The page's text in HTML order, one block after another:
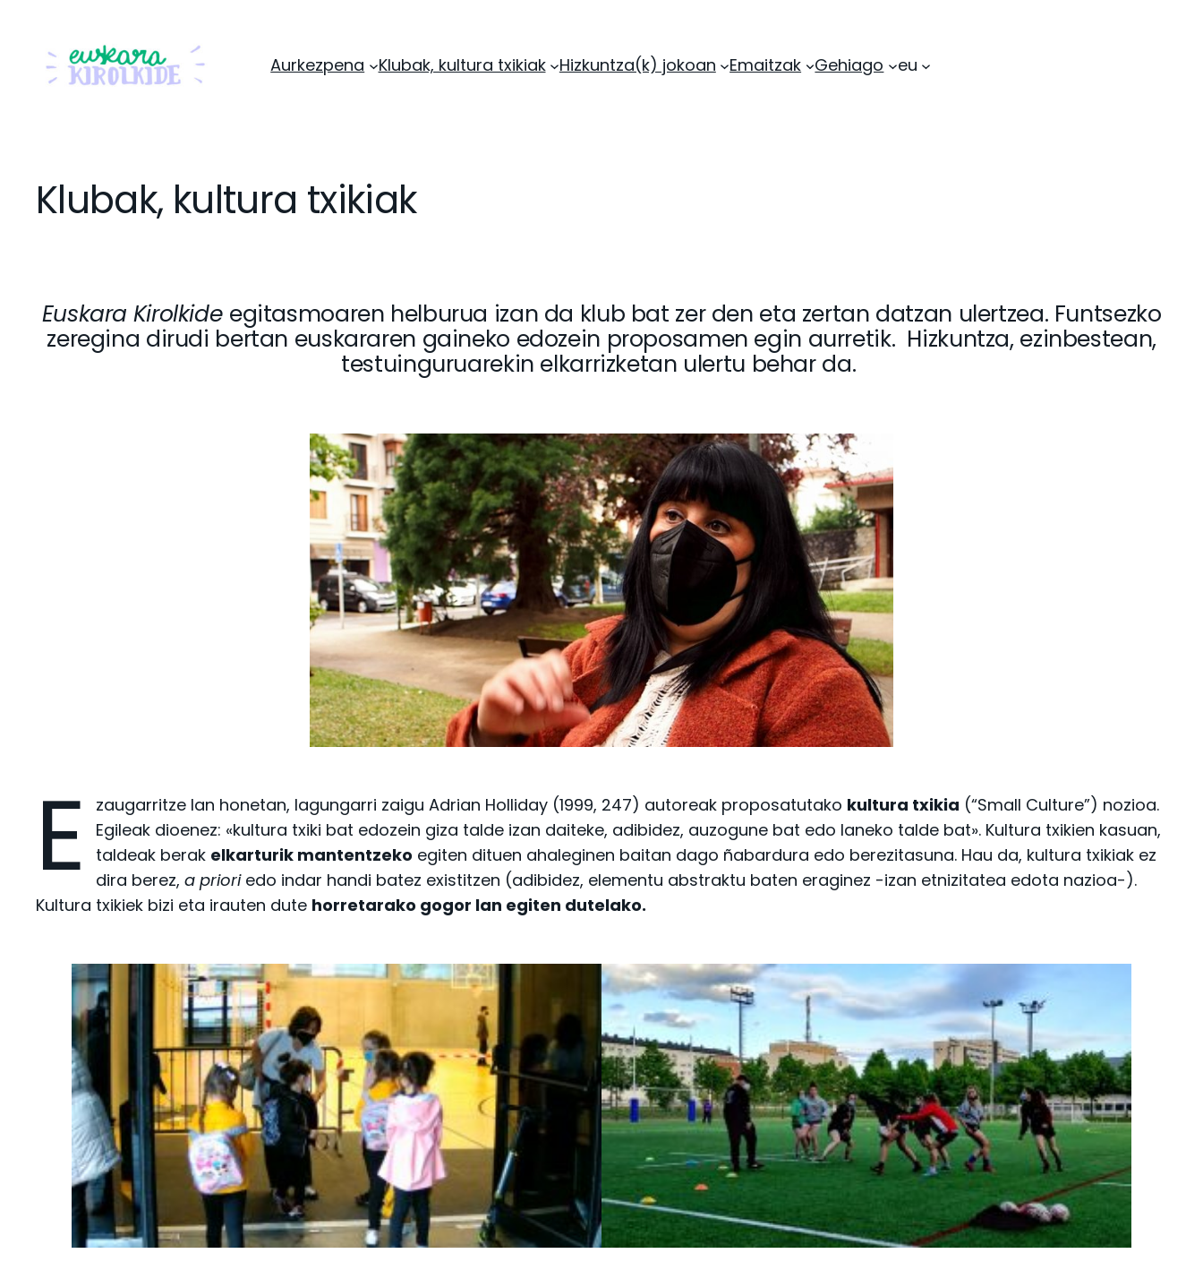
Aurkezpena Klubak, kultura txikiak Hizkuntza(k) jokoan Emaitzak Gehiago eu
Klubak, kultura txikiak
Euskara Kirolkide egitasmoaren helburua izan da klub bat zer den eta zertan datzan ulertzea. Funtsezko
zeregina dirudi bertan euskararen gaineko edozein proposamen egin aurretik. Hizkuntza, ezinbestean,
testuinguruarekin elkarrizketan ulertu behar da.
E zaugarritze lan honetan, lagungarri zaigu Adrian Holliday (1999, 247) autoreak proposatutako kultura txikia (“Small Culture”) nozioa.
Egileak dioenez: «kultura txiki bat edozein giza talde izan daiteke, adibidez, auzogune bat edo laneko talde bat». Kultura txikien kasuan,
taldeak berak elkarturik mantentzeko egiten dituen ahaleginen baitan dago ñabardura edo berezitasuna. Hau da, kultura txikiak ez
dira berez, a prioriedo indar handi batez existitzen (adibidez, elementu abstraktu baten eraginez -izan etnizitatea edota nazioa-).
Kultura txikiek bizi eta irauten dute horretarako gogor lan egiten dutelako.